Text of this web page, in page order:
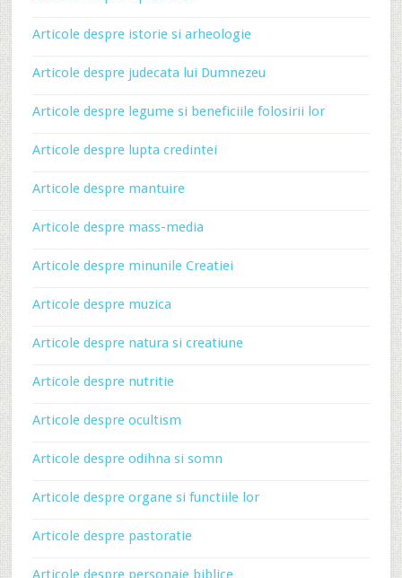
Articole despre istorie si arheologie
Articole despre judecata lui Dumnezeu
Articole despre legume si beneficiile folosirii lor
Articole despre lupta credintei
Articole despre mantuire
Articole despre mass-media
Articole despre minunile Creatiei
Articole despre muzica
Articole despre natura si creatiune
Articole despre nutritie
Articole despre ocultism
Articole despre odihna si somn
Articole despre organe si functiile lor
Articole despre pastoratie
Articole despre personaje biblice